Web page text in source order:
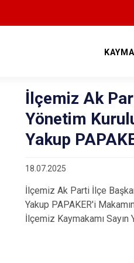
İlçemiz Ak
Yönetim
Yakup
18.07.2025
İlçemiz Ak Parti İlçe
Yakup PAPAKER'i
İlçemiz Kaymakamı